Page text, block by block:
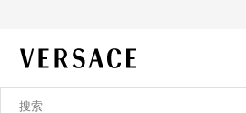
VERSACE | 主页